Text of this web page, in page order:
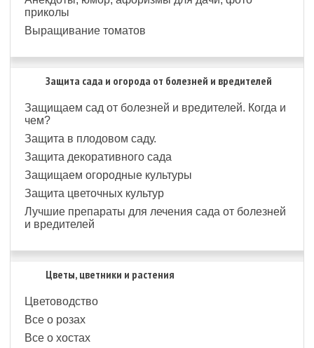
приколы
Выращивание томатов
Защита сада и огорода от болезней и вредителей
Защищаем сад от болезней и вредителей. Когда и
чем?
Защита в плодовом саду.
Защита декоративного сада
Защищаем огородные культуры
Защита цветочных культур
Лучшие препараты для лечения сада от болезней
и вредителей
Цветы, цветники и растения
Цветоводство
Все о розах
Все о хостах